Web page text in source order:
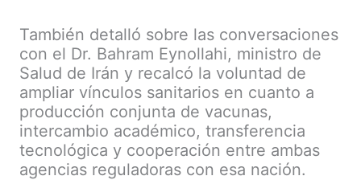
También detalló sobre las conversaciones
con el Dr. Bahram Eynollahi, ministro de
Salud de Irán y recalcó la voluntad de
ampliar vínculos sanitarios en cuanto a
producción conjunta de vacunas,
intercambio académico, transferencia
tecnológica y cooperación entre ambas
agencias reguladoras con esa nación.